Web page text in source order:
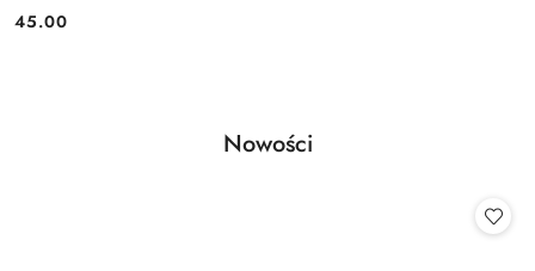
Cena:
45.00
Pomiń karuzelę produktów
Produkty
Nowości